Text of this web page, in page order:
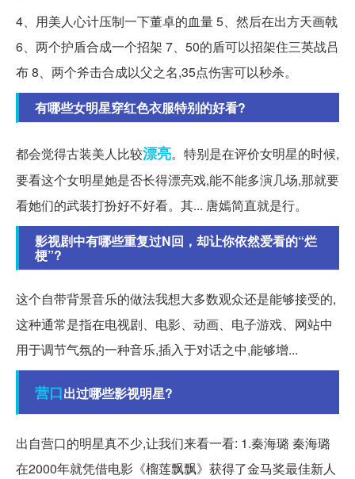
4、用美人心计压制一下董卓的血量 5、然后在出方天画戟
6、两个护盾合成一个招架 7、50的盾可以招架住三英战吕
布 8、两个斧击合成以父之名,35点伤害可以秒杀。
有哪些女明星穿红色衣服特别的好看?
都会觉得古装美人比较漂亮。特别是在评价女明星的时候,
要看这个女明星她是否长得漂亮戏,能不能多演几场,那就要
看她们的武装打扮好不好看。其... 唐嫣简直就是行。
影视剧中有哪些重复过N回，却让你依然爱看的“烂
梗”?
这个自带背景音乐的做法我想大多数观众还是能够接受的,
这种通常是指在电视剧、电影、动画、电子游戏、网站中
用于调节气氛的一种音乐,插入于对话之中,能够增...
营口出过哪些影视明星?
出自营口的明星真不少,让我们来看一看: 1.秦海璐 秦海璐
在2000年就凭借电影《榴莲飘飘》获得了金马奖最佳新人